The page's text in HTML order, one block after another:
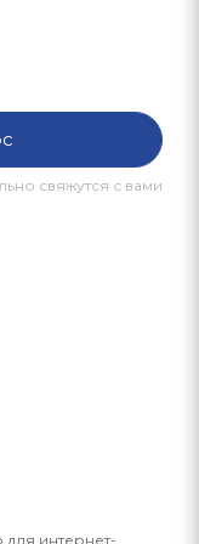
свяжутся с вами
для интернет-